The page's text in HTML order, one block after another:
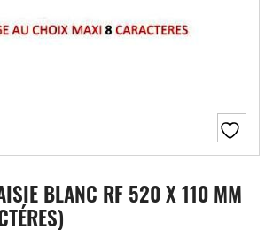
BLANC RF 520 X 110 MM